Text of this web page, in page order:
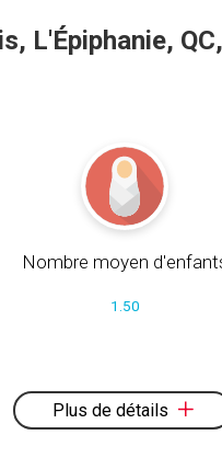
L'Épiphanie, QC,
Nombre moyen
1.50
Plus de détails